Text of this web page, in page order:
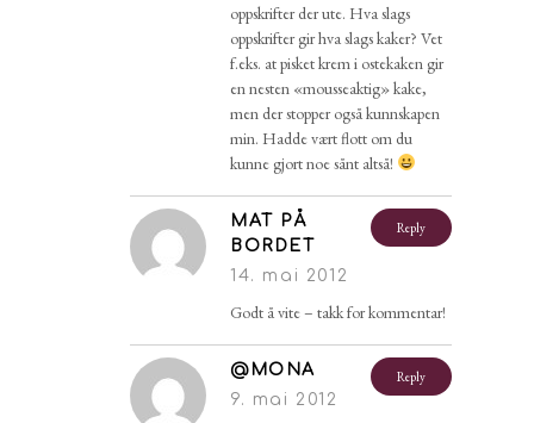
oppskrifter der ute. Hva slags
oppskrifter gir hva slags kaker? Vet
f.eks. at pisket krem i ostekaken gir
en nesten «mousseaktig» kake,
men der stopper også kunnskapen
min. Hadde vært flott om du
kunne gjort noe sånt altså!
Reply
MAT PÅ
BORDET
14. mai 2012
Godt å vite – takk for kommentar!
Reply
@MONA
9. mai 2012